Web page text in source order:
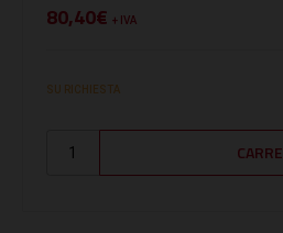
80,40€ + IVA
SU RICHIESTA